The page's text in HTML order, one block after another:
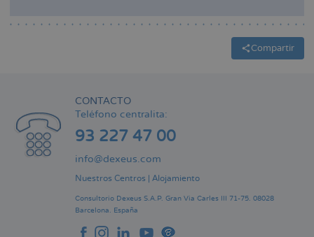
Compartir
CONTACTO
Teléfono centralita:
93 227 47 00
info@dexeus.com
Nuestros Centros Alojamiento
Consultorio Dexeus S.A.P. Gran Via Carles III 71-75. 08028
Barcelona. España